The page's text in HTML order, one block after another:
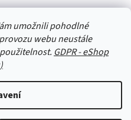
umožnili pohodlné
webu neustále
GDPR - eShop
ComGate Payments, a.s.
Shoptet